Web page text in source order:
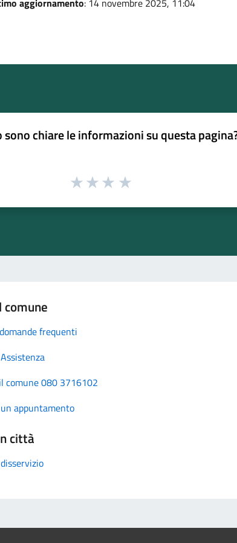
aggiornamento: 14 novembre 2025, 11:04
sono chiare le informazioni su questa
frequenti
comune 080 3716102
appuntamento
città